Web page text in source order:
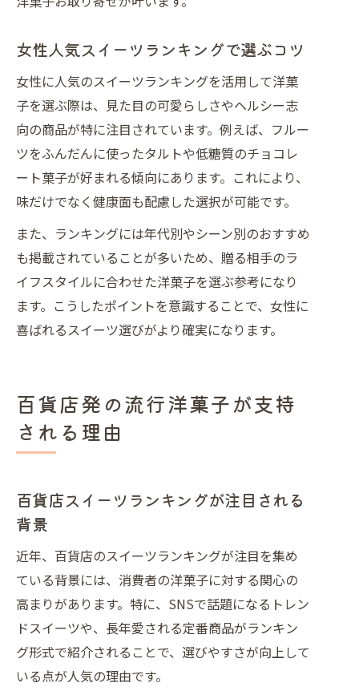
女性人気スイーツランキングで選ぶコツ
女性に人気のスイーツランキングを活用して洋菓
子を選ぶ際は、見た目の可愛らしさやヘルシー志
向の商品が特に注目されています。例えば、フルー
ツをふんだんに使ったタルトや低糖質のチョコレ
ート菓子が好まれる傾向にあります。これにより、
味だけでなく健康面も配慮した選択が可能です。
また、ランキングには年代別やシーン別のおすすめ
も掲載されていることが多いため、贈る相手のラ
イフスタイルに合わせた洋菓子を選ぶ参考になり
ます。こうしたポイントを意識することで、女性に
喜ばれるスイーツ選びがより確実になります。
百貨店発の流行洋菓子が支持
される理由
百貨店スイーツランキングが注目される
背景
近年、百貨店のスイーツランキングが注目を集め
ている背景には、消費者の洋菓子に対する関心の
高まりがあります。特に、SNSで話題になるトレン
ドスイーツや、長年愛される定番商品がランキン
グ形式で紹介されることで、選びやすさが向上して
いる点が人気の理由です。